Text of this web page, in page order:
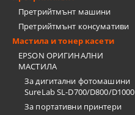
Претрийтмънт машини
Претрийтмънт консумативи
Мастила и тонер касети
EPSON ОРИГИНАЛНИ
МАСТИЛА
За дигитални фотомашини
SureLab SL-D700/D800/D1000
За портативни принтери